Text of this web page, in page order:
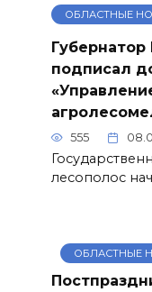
ОБЛАСТНЫЕ
Губернатор
подписал
555
лесополос
ОБЛАСТНЫЕ